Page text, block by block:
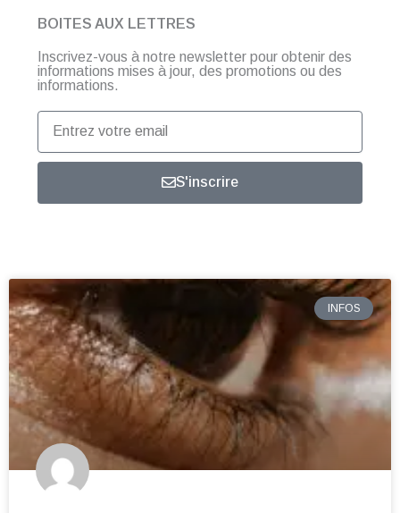
BOITES AUX LETTRES
Inscrivez-vous à notre newsletter pour obtenir des
informations mises à jour, des promotions ou des
informations.
Entrez
votre
email
S'inscrire
INFOS